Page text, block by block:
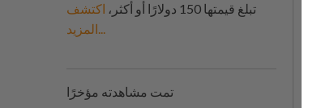
تبلغ قيمتها 150 دولارًا أو أكثر،
اكتشف
المزيد...
تمت مشاهدته مؤخرًا